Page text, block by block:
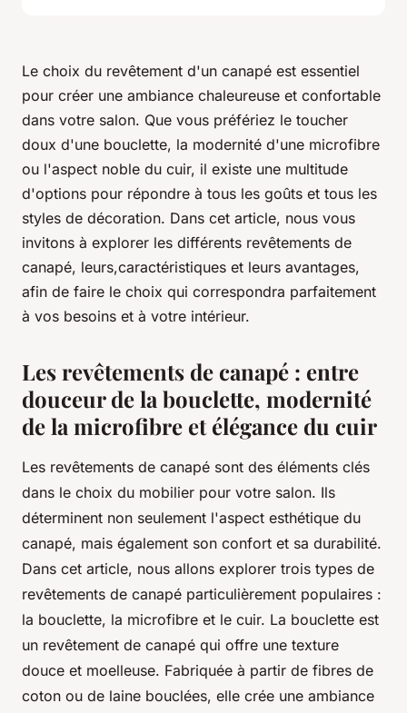
Le choix du revêtement d'un canapé est essentiel
pour créer une ambiance chaleureuse et confortable
dans votre salon. Que vous préfériez le toucher
doux d'une bouclette, la modernité d'une microfibre
ou l'aspect noble du cuir, il existe une multitude
d'options pour répondre à tous les goûts et tous les
styles de décoration. Dans cet article, nous vous
invitons à explorer les différents revêtements de
canapé, leurs,caractéristiques et leurs avantages,
afin de faire le choix qui correspondra parfaitement
à vos besoins et à votre intérieur.
Les revêtements de canapé : entre
douceur de la bouclette, modernité
de la microfibre et élégance du cuir
Les revêtements de canapé sont des éléments clés
dans le choix du mobilier pour votre salon. Ils
déterminent non seulement l'aspect esthétique du
canapé, mais également son confort et sa durabilité.
Dans cet article, nous allons explorer trois types de
revêtements de canapé particulièrement populaires :
la bouclette, la microfibre et le cuir. La bouclette est
un revêtement de canapé qui offre une texture
douce et moelleuse. Fabriquée à partir de fibres de
coton ou de laine bouclées, elle crée une ambiance